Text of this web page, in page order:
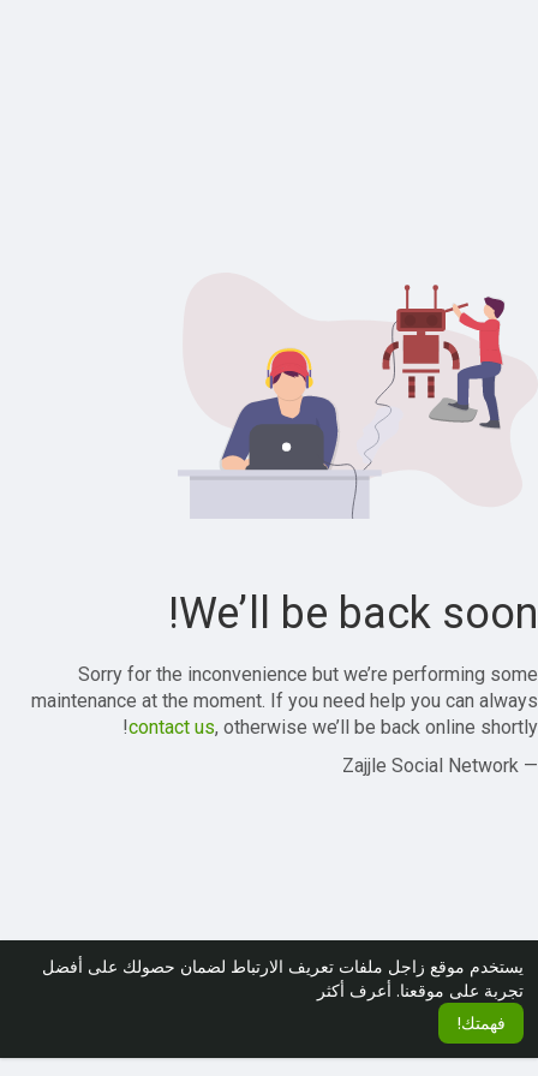
يستخدم موقع زاجل ملفات تعريف الارتباط لضمان حصولك على أفضل
تجربة على موقعنا. أعرف أكثر
فهمتك!
We’ll be back soon!
Sorry for the inconvenience but we’re performing some
maintenance at the moment. If you need help you can always
contact us, otherwise we’ll be back online shortly!
— Zajjle Social Network